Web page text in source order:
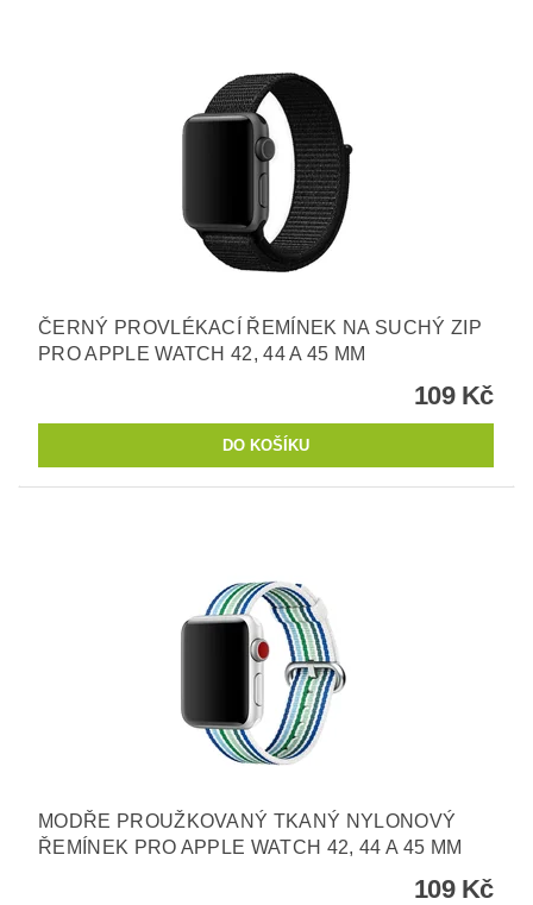
ČERNÝ PROVLÉKACÍ ŘEMÍNEK NA SUCHÝ ZIP
PRO APPLE WATCH 42, 44 A 45 MM
109 Kč
MODŘE PROUŽKOVANÝ TKANÝ NYLONOVÝ
ŘEMÍNEK PRO APPLE WATCH 42, 44 A 45 MM
109 Kč